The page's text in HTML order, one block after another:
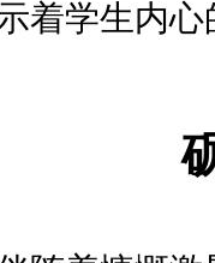
着学生内心